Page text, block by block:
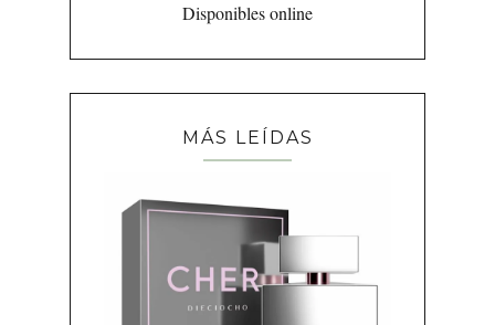
Disponibles online
MÁS LEÍDAS